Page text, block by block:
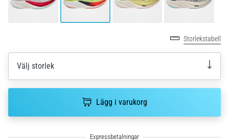
vanligaste
fasciit.
Vad
5. 8. 2026
9 min. läsning
Storlekstabell
Välj storlek
Lägg i varukorg